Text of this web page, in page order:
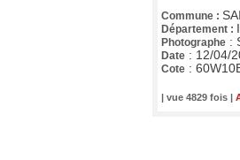
Commune :
Département :
Photographe :
Date : 12/04/
Cote :
| vue 4829 fois |